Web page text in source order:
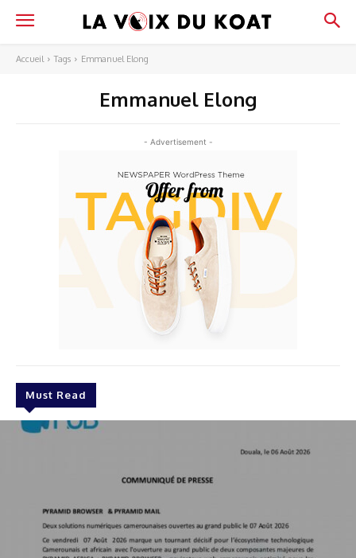
Accueil Tags Emmanuel Elong
Emmanuel Elong
- Advertisement -
Must Read